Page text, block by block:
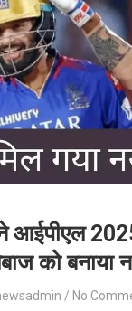
आईपीएल
को बनाया
No